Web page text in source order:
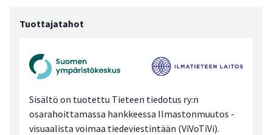
Tuottajatahot
Sisältö on tuotettu Tieteen tiedotus ry:n
osarahoittamassa hankkeessa Ilmastonmuutos -
visuaalista voimaa tiedeviestintään (ViVoTiVi).